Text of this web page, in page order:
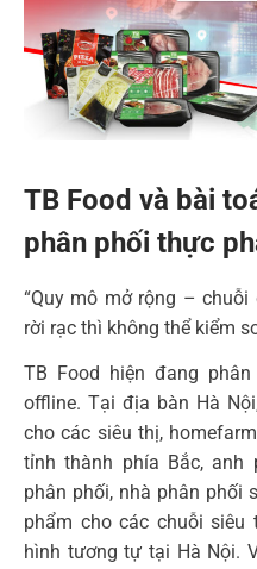
TB Food và bài
phân phối thực
“Quy mô mở rộng –
rời rạc thì không thể kiểm
TB Food hiện đang
offline. Tại địa bàn Hà
cho các siêu thị,
tỉnh thành phía Bắc, anh
phân phối, nhà phân phối
phẩm cho các chuỗi siêu
hình tương tự tại Hà Nội.